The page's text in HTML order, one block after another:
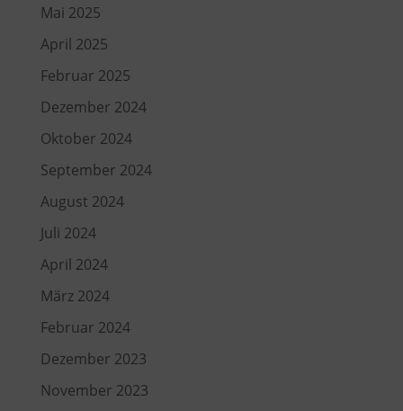
Mai 2025
April 2025
Februar 2025
Dezember 2024
Oktober 2024
September 2024
August 2024
Juli 2024
April 2024
März 2024
Februar 2024
Dezember 2023
November 2023